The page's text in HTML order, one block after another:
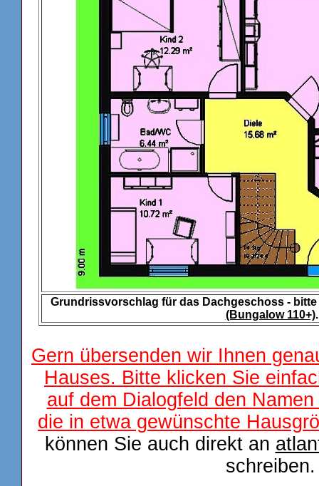
Grundrissvorschlag für das Dachgeschoss -
(Bungalow 110+).
Gern übersenden wir Ihnen
Hauses. Bitte klicken Sie
auf dem Dialogfeld den
die in etwa gewünschte
können Sie auch direkt an
schreiben.